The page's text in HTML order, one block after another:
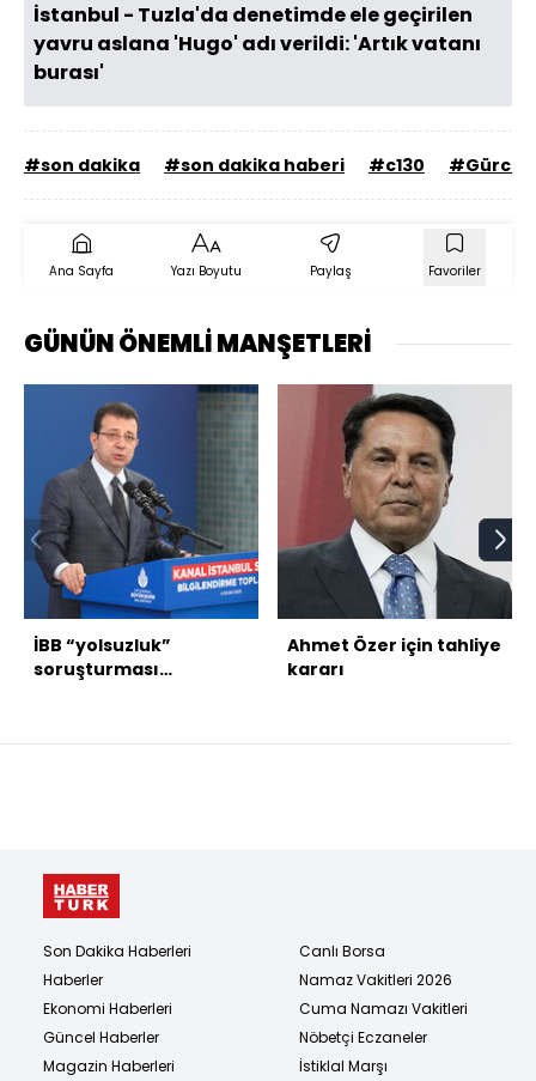
İstanbul - Tuzla'da denetimde ele geçirilen
yavru aslana 'Hugo' adı verildi: 'Artık vatanı
burası'
#son dakika #son dakika haberi #c130
Ana Sayfa Yazı Boyutu Paylaş Favoriler
GÜNÜN ÖNEMLİ MANŞETLERİ
İBB “yolsuzluk”
soruşturması
Ahmet Özer için tahliye
kararı
Son Dakika Haberleri
Haberler
Ekonomi Haberleri
Güncel Haberler
Magazin Haberleri
Canlı Borsa
Namaz Vakitleri 2026
Cuma Namazı Vakitleri
Nöbetçi Eczaneler
İstiklal Marşı